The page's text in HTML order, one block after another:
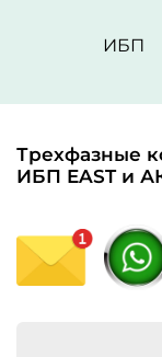
ИБП
Трехфазные
ИБП EAST и